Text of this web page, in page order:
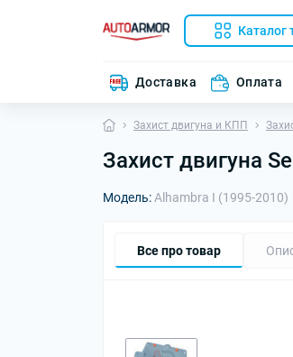
Каталог
Доставка Оплата
Захист двигуна и КПП
Захист двигуна
Модель: Alhambra I (1995-2010)
Все про товар